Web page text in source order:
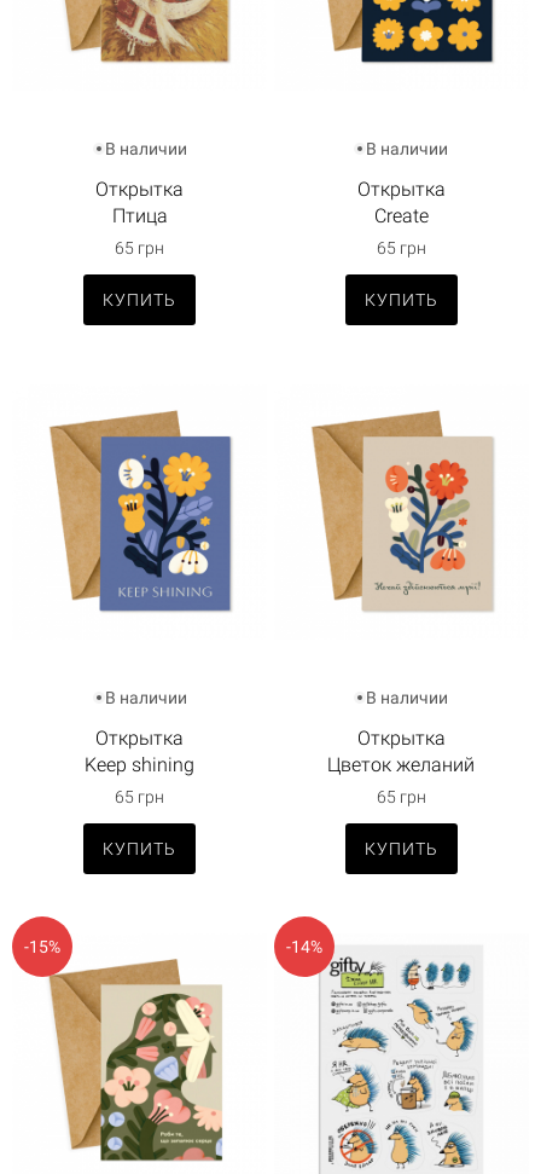
В наличии
Открытка
Птица
65 грн
КУПИТЬ
В наличии
Открытка
Create
65 грн
КУПИТЬ
В наличии
Открытка
Keep shining
65 грн
КУПИТЬ
В наличии
Открытка
Цветок желаний
65 грн
КУПИТЬ
-15% -14%